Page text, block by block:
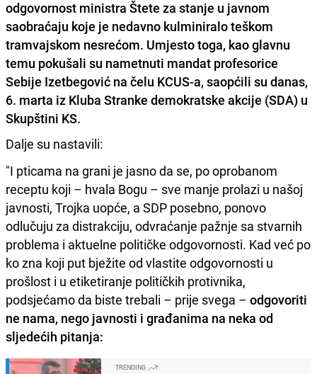
odgovornost ministra Štete za stanje u javnom
saobraćaju koje je nedavno kulminiralo teškom
tramvajskom nesrećom. Umjesto toga, kao glavnu
temu pokušali su nametnuti mandat profesorice
Sebije Izetbegović na čelu KCUS-a, saopćili su danas,
6. marta iz Kluba Stranke demokratske akcije (SDA) u
Skupštini KS.
Dalje su nastavili:
"I pticama na grani je jasno da se, po oprobanom
receptu koji – hvala Bogu – sve manje prolazi u našoj
javnosti, Trojka uopće, a SDP posebno, ponovo
odlučuju za distrakciju, odvraćanje pažnje sa stvarnih
problema i aktuelne političke odgovornosti. Kad već po
ko zna koji put bježite od vlastite odgovornosti u
prošlost i u etiketiranje političkih protivnika,
podsjećamo da biste trebali – prije svega – odgovoriti
ne nama, nego javnosti i građanima na neka od
sljedećih pitanja:
TRENDING